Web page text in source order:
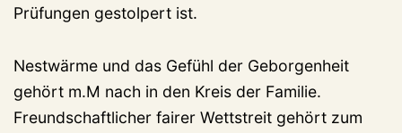
Prüfungen gestolpert ist.
Nestwärme und das Gefühl der Geborgenheit
gehört m.M nach in den Kreis der Familie.
Freundschaftlicher fairer Wettstreit gehört zum